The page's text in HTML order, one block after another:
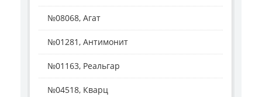
№08068, Агат
№01281, Антимонит
№01163, Реальгар
№04518, Кварц